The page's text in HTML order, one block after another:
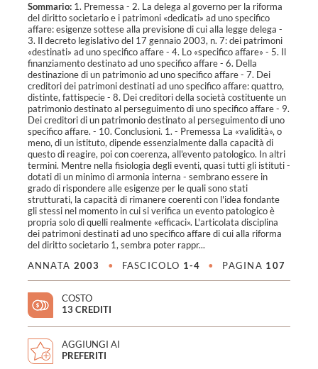
Sommario:1. Premessa - 2. La delega al governo per la riforma
del diritto societario e i patrimoni «dedicati» ad uno specifico
affare: esigenze sottese alla previsione di cui alla legge delega -
3. Il decreto legislativo del 17 gennaio 2003, n. 7: dei patrimoni
«destinati» ad uno specifico affare - 4. Lo «specifico affare» - 5. Il
finanziamento destinato ad uno specifico affare - 6. Della
destinazione di un patrimonio ad uno specifico affare - 7. Dei
creditori dei patrimoni destinati ad uno specifico affare: quattro,
distinte, fattispecie - 8. Dei creditori della società costituente un
patrimonio destinato al perseguimento di uno specifico affare - 9.
Dei creditori di un patrimonio destinato al perseguimento di uno
specifico affare. - 10. Conclusioni. 1. - Premessa La «validità», o
meno, di un istituto, dipende essenzialmente dalla capacità di
questo di reagire, poi con coerenza, all'evento patologico. In altri
termini. Mentre nella fisiologia degli eventi, quasi tutti gli istituti -
dotati di un minimo di armonia interna - sembrano essere in
grado di rispondere alle esigenze per le quali sono stati
strutturati, la capacità di rimanere coerenti con l'idea fondante
gli stessi nel momento in cui si verifica un evento patologico è
propria solo di quelli realmente «efficaci». L'articolata disciplina
dei patrimoni destinati ad uno specifico affare di cui alla riforma
del diritto societario 1, sembra poter rappr...
ANNATA 2003 • FASCICOLO 1-4 • PAGINA 107
COSTO
13 CREDITI
AGGIUNGI AI
PREFERITI